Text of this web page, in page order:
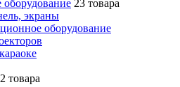
23 товара
экраны
оборудование
товара